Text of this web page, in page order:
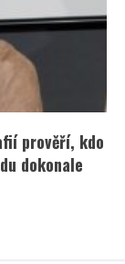
prověří, kdo
dokonale